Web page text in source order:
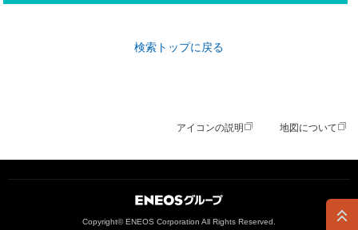
検索トップに戻る
アイコンの説明 地図について
Copyright© ENEOS Corporation All Rights Reserved.